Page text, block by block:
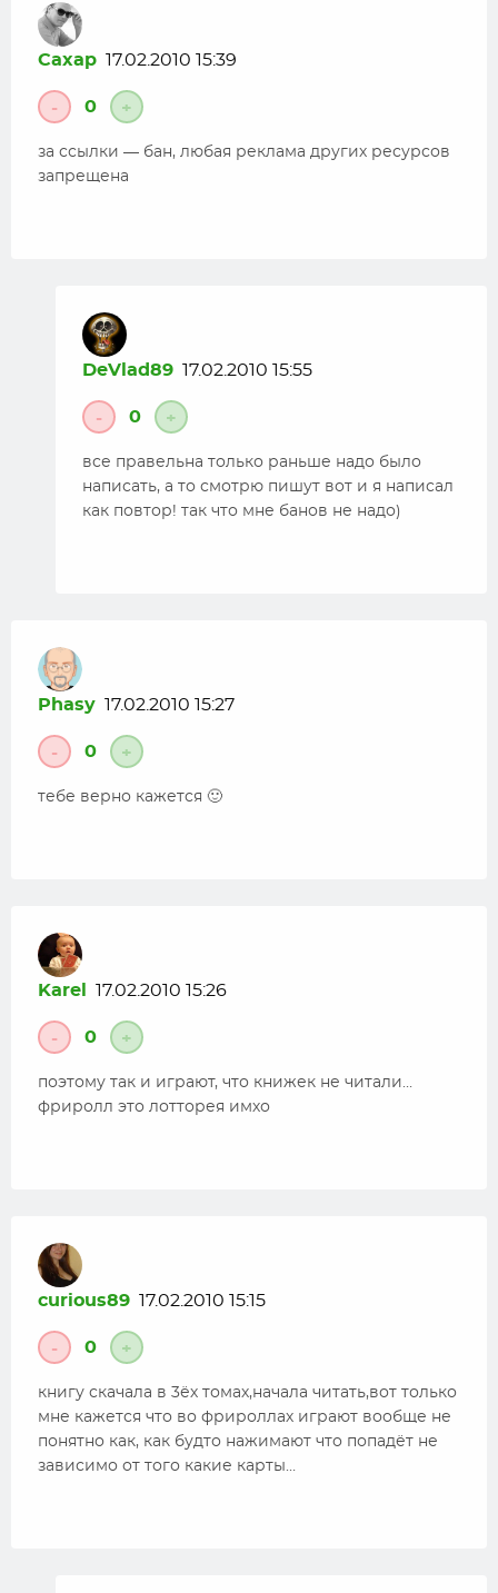
Caxap 17.02.2010 15:39
- 0 +
за ссылки — бан, любая реклама других ресурсов
запрещена
DeVlad89 17.02.2010 15:55
- 0 +
все правельна только раньше надо было
написать, а то смотрю пишут вот и я написал
как повтор! так что мне банов не надо)
Phasy 17.02.2010 15:27
- 0 +
тебе верно кажется 🙂
Karel 17.02.2010 15:26
- 0 +
поэтому так и играют, что книжек не читали…
фриролл это лотторея имхо
curious89 17.02.2010 15:15
- 0 +
книгу скачала в 3ёх томах,начала читать,вот только
мне кажется что во фрироллах играют вообще не
понятно как, как будто нажимают что попадёт не
зависимо от того какие карты…